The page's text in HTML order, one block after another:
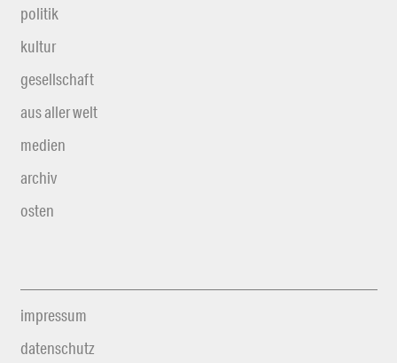
politik
kultur
gesellschaft
aus aller welt
medien
archiv
osten
impressum
datenschutz